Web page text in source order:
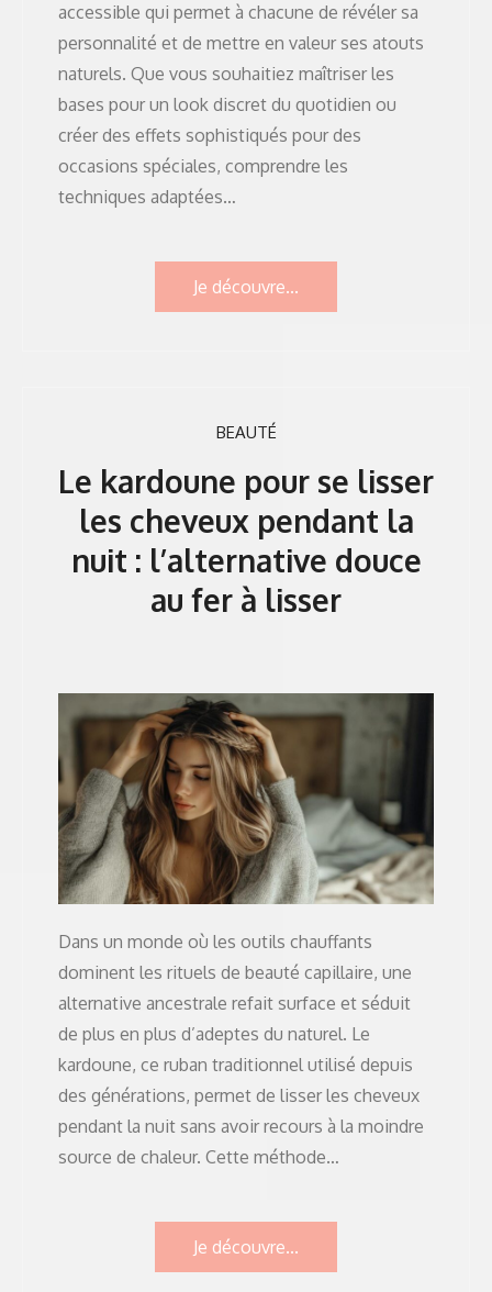
accessible qui permet à chacune de révéler sa
personnalité et de mettre en valeur ses atouts
naturels. Que vous souhaitiez maîtriser les
bases pour un look discret du quotidien ou
créer des effets sophistiqués pour des
occasions spéciales, comprendre les
techniques adaptées…
Je découvre...
BEAUTÉ
Le kardoune pour se lisser
les cheveux pendant la
nuit : l’alternative douce
au fer à lisser
Dans un monde où les outils chauffants
dominent les rituels de beauté capillaire, une
alternative ancestrale refait surface et séduit
de plus en plus d’adeptes du naturel. Le
kardoune, ce ruban traditionnel utilisé depuis
des générations, permet de lisser les cheveux
pendant la nuit sans avoir recours à la moindre
source de chaleur. Cette méthode…
Je découvre...